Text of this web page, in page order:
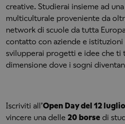
creative. Studierai insieme ad
multiculturale proveniente da
network di scuole da tutta
contatto con aziende e
svilupperai progetti e idee che ti
dimensione dove i sogni
Iscriviti all’Open Day del 12 luglio
vincere una delle 20 borse di